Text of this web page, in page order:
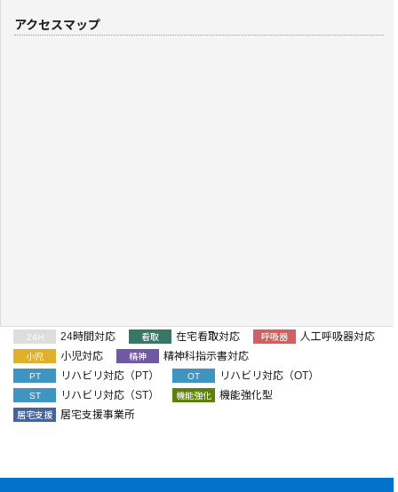
アクセスマップ
24H 24時間対応 看取 在宅看取対応 呼吸器 人工呼吸器対応
小児 小児対応 精神 精神科指示書対応
PT リハビリ対応（PT） OT リハビリ対応（OT）
ST リハビリ対応（ST） 機能強化 機能強化型
居宅支援 居宅支援事業所